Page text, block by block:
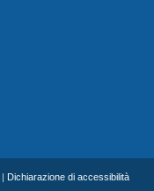
Dichiarazione di accessibilità